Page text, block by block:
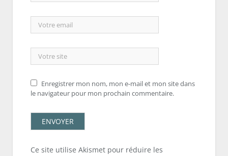
Enregistrer mon nom, mon e-mail et mon site dans
le navigateur pour mon prochain commentaire.
Ce site utilise Akismet pour réduire les